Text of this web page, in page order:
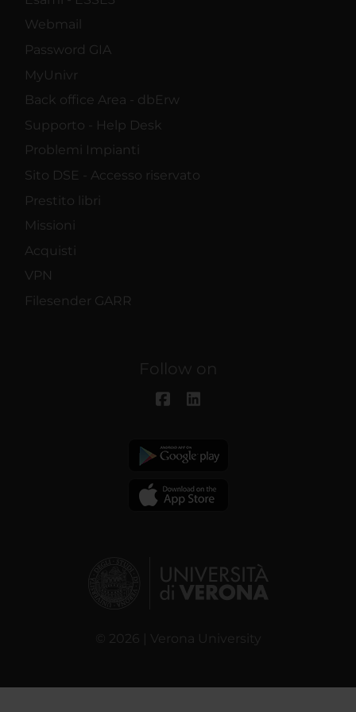
Webmail
Password GIA
MyUnivr
Back office Area - dbErw
Supporto - Help Desk
Problemi Impianti
Sito DSE - Accesso riservato
Prestito libri
Missioni
Acquisti
VPN
Filesender GARR
Follow on
© 2026 | Verona University